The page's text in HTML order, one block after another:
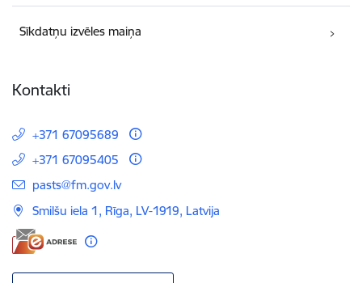
Sīkdatņu izvēles maiņa
Kontakti
+371 67095689
+371 67095405
E-pasts:
pasts@fm.gov.lv
Smilšu iela 1, Rīga, LV-1919, Latvija